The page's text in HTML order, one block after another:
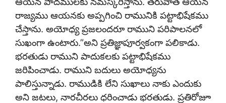
రాజ్యము ఆయనకు అప్పగించి రామునికి పట్టాభిషేకము
చేస్తాను. అయోధ్య ప్రజలందరూ రాముని పరిపాలనలో
సుఖంగా ఉంటారు.”అని ప్రతిజ్ఞాపూర్వకంగా పలికాడు.
భరతుడు రాముని పాదుకలకు పట్టాభిషేకము
జరిపించాడు. రాముని బదులు అయోధ్యను
పాలిస్తున్నాడు. రాముడికి లేని సుఖాలు నాకు ఎందుకు
అని జటలు, నారచీరలు ధరించాడు భరతుడు. ప్రతిరోజూ